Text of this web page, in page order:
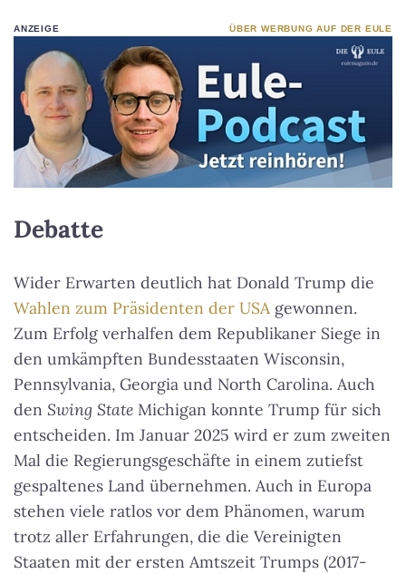
ANZEIGE ÜBER WERBUNG AUF DER EULE
Debatte
Wider Erwarten deutlich hat Donald Trump die
Wahlen zum Präsidenten der USAgewonnen.
Zum Erfolg verhalfen dem Republikaner Siege in
den umkämpften Bundesstaaten Wisconsin,
Pennsylvania, Georgia und North Carolina. Auch
den Swing State Michigan konnte Trump für sich
entscheiden. Im Januar 2025 wird er zum zweiten
Mal die Regierungsgeschäfte in einem zutiefst
gespaltenes Land übernehmen. Auch in Europa
stehen viele ratlos vor dem Phänomen, warum
trotz aller Erfahrungen, die die Vereinigten
Staaten mit der ersten Amtszeit Trumps (2017-